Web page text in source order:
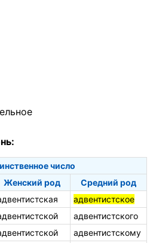
число
Женский род
Средний род
адвентистское
адвентистского
адвентистскому